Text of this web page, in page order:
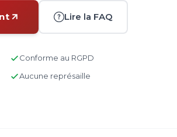
Lire la FAQ
Conforme au RGPD
Aucune représaille